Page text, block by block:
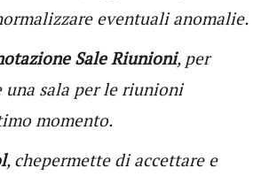
eventuali anomalie.
Sale Riunioni, per
una sala per le riunioni
momento.
, chepermette di accettare e